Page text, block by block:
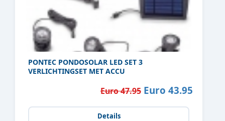
PONTEC PONDOSOLAR LED SET 3
VERLICHTINGSET MET ACCU
Euro 47.95Euro 43.95
Details